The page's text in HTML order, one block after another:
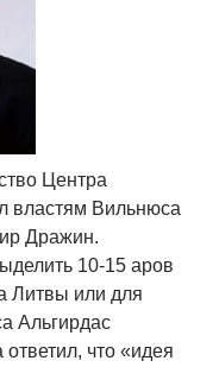
Центра
властям Вильнюса
Дражин.
10-15 аров
Литвы или для
Альгирдас
что «идея